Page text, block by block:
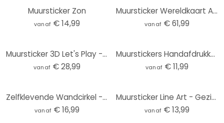
Muursticker Zon
vanaf € 14,99
Muursticker Wereldkaart Aquarel (blauw)
vanaf € 61,99
Muursticker 3D Let's Play - Gaming - Neon stijl
vanaf € 28,99
Muurstickers Handafdrukken
vanaf € 11,99
Zelfklevende Wandcirkel - Sunset Ombre
vanaf € 16,99
Muursticker Line Art - Gezichten man en vrouw
vanaf € 13,99